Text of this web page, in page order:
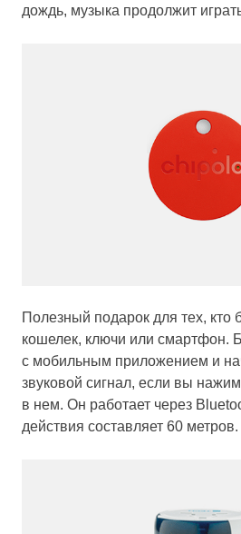
дождь, музыка продолжит
Полезный подарок для тех, кто
кошелек, ключи или смартфон.
с мобильным приложением и
звуковой сигнал, если вы
в нем. Он работает через
действия составляет 60 метров.